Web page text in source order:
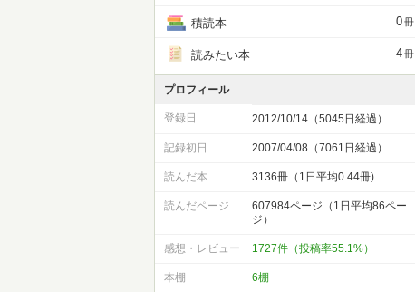
積読本 0冊
読みたい本 4冊
プロフィール
登録日 2012/10/14（5045日経過）
記録初日 2007/04/08（7061日経過）
読んだ本 3136冊（1日平均0.44冊)
読んだページ
607984ページ（1日平均86ペー
ジ）
感想・レビュー 1727件（投稿率55.1%）
本棚 6棚